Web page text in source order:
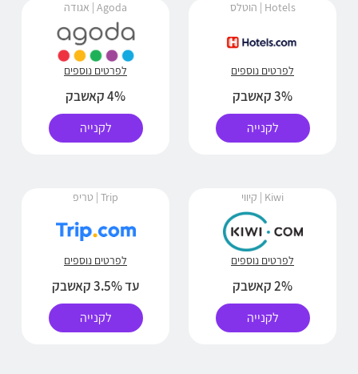
Hotels | הוטלס
לפרטים נוספים
3% קאשבק
לקנייה
Agoda | אגודה
לפרטים נוספים
4% קאשבק
לקנייה
Kiwi | קיווי
לפרטים נוספים
2% קאשבק
לקנייה
Trip | טריפ
לפרטים נוספים
עד 3.5% קאשבק
לקנייה